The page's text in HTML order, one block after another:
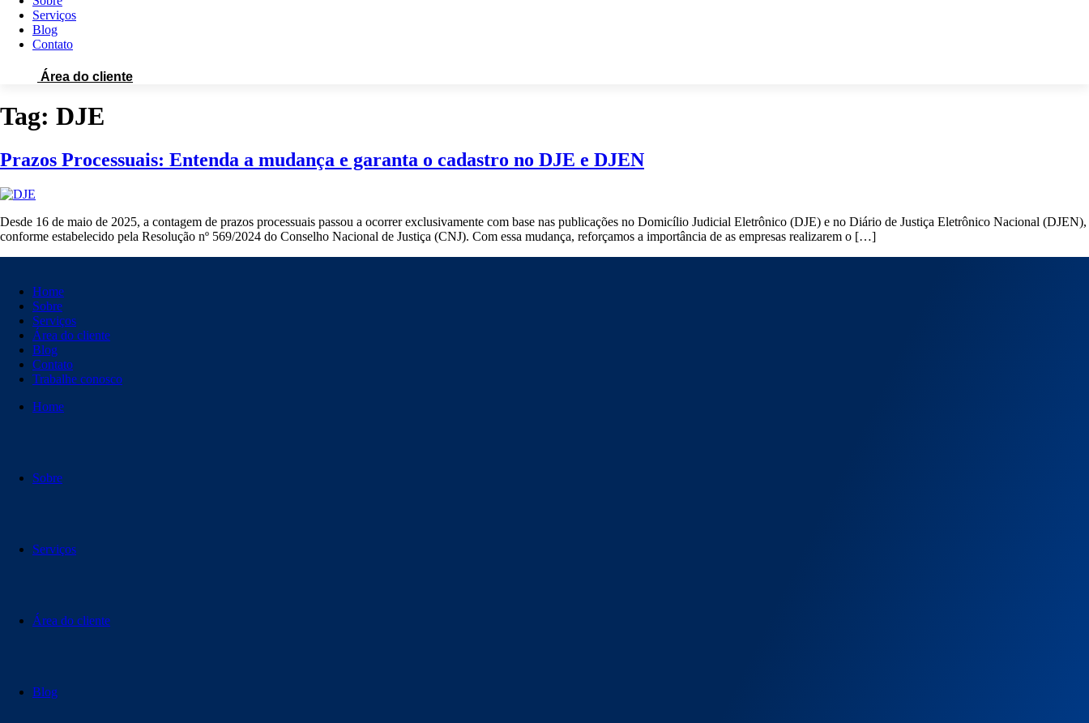
Serviços
Blog
Contato
Área do cliente
Tag: DJE
Prazos Processuais: Entenda a mudança e garanta o cadastro no DJE e DJEN
Desde 16 de maio de 2025, a contagem de prazos processuais passou a ocorrer exclusivamente com base nas publicações no Domicílio Judicial Eletrônico (DJE) e no Diário de Justiça Eletrônico Nacional (DJEN),
conforme estabelecido pela Resolução nº 569/2024 do Conselho Nacional de Justiça (CNJ). Com essa mudança, reforçamos a importância de as empresas realizarem o […]
Home
Sobre
Serviços
Área do cliente
Blog
Contato
Trabalhe conosco
Home
Sobre
Serviços
Área do cliente
Blog